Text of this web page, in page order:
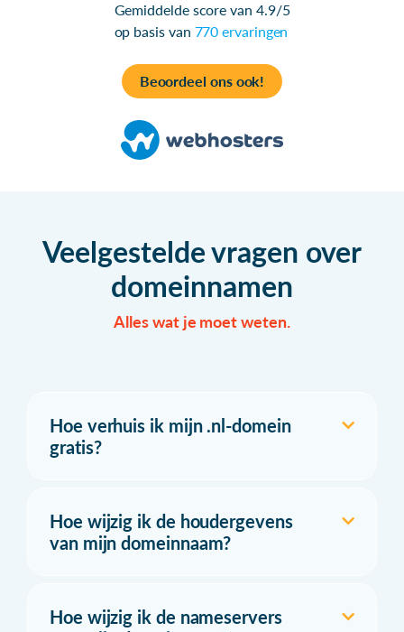
Gemiddelde score van 4.9/5
op basis van 770 ervaringen
Beoordeel ons ook!
Veelgestelde vragen over
domeinnamen
Alles wat je moet weten.
Hoe verhuis ik mijn .nl-domein
gratis?
Hoe wijzig ik de houdergevens
van mijn domeinnaam?
Hoe wijzig ik de nameservers